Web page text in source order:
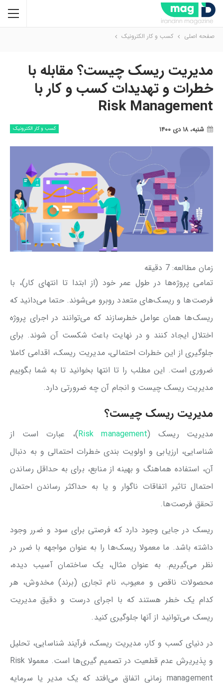
صفحه اصلی کسب و کار الکترونیک
مدیریت ریسک چیست؟ مقابله با
خطرات و تهدیدات کسب و کار با
Risk Management
کسب و کار الکترونیک شنبه، ۱۸ دی ۱۴۰۰
زمان مطالعه: 7 دقیقه
تمامی پروژه‌ها در طول عمر خود (از ابتدا تا انتهای کار)، با
فرصت‌ها و ریسک‌های متعدد روبرو می‌شوند. حتما می‌دانید که
ریسک‌ها همان عوامل خطرسازند که می‌توانند در اجرای پروژه
اختلال ایجاد کنند و در نهایت باعث شکست آن شوند. برای
جلوگیری از این خطرات احتمالی، مدیریت ریسک، اقدامی کاملا
ضروری است. این مطلب را تا انتها بخوانید تا به شما بگوییم
مدیریت ریسک چیست و انجام آن چه ضرورتی دارد.
مدیریت ریسک چیست؟
مدیریت ریسک (Risk management)، عبارت است از
شناسایی، ارزیابی و اولویت بندی خطرات احتمالی و به دنبال
آن، استفاده هماهنگ و بهینه از منابع، برای به حداقل رساندن
احتمال تاثیر اتفاقات ناگوار و یا به حداکثر رساندن احتمال
تحقق فرصت‌ها.
ریسک در جایی وجود دارد که فرصتی برای سود و ضرر وجود
داشته باشد. ما معمولا ریسک‌ها را به عنوان مواجهه با ضرر در
نظر می‌گیریم. به عنوان مثال، یک ساختمان آسیب دیده،
محصولات ناقص و معیوب، نام تجاری (برند) مخدوش، هر
کدام یک خطر هستند که با اجرای درست و دقیق مدیریت
ریسک می‌توانید از آنها جلوگیری کنید.
در دنیای کسب و کار، مدیریت ریسک، فرآیند شناسایی، تحلیل
و پذیریرش عدم قطعیت در تصمیم گیری‌ها است. معمولا Risk
management زمانی اتفاق می‌افتد که یک مدیر یا سرمایه